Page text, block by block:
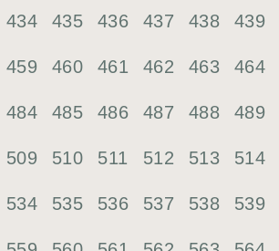
434 435 436 437 438 439
459 460 461 462 463 464
484 485 486 487 488 489
509 510 511 512 513 514
534 535 536 537 538 539